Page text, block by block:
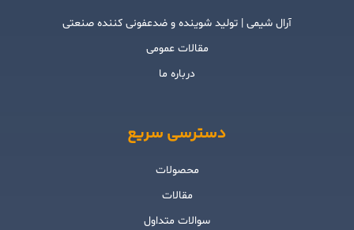
آرال شیمی | تولید شوینده و ضدعفونی کننده صنعتی
مقالات عمومی
درباره ما
دسترسی سریع
محصولات
مقالات
سوالات متداول